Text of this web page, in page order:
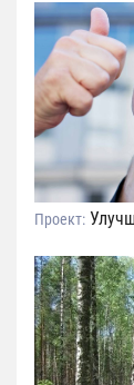
Проект: